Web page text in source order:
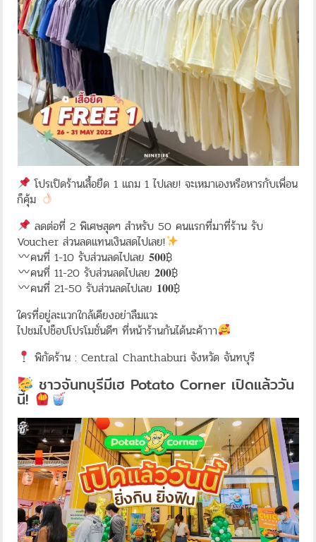
โปรเปิดร้านเสื้อยืด 1 แถม 1 ไปเลย! จะเหมาเองหรือหารกับเพื่อน
ก็คุ้ม
ลดต่อที่ 2 พิเศษสุดๆ สำหรับ 50 คนแรกที่มาที่ร้าน รับ
Voucher ส่วนลดแทนเงินสดไปเลย!
คนที่ 1-10 รับส่วนลดไปเลย 𝟓𝟎𝟎฿
คนที่ 11-20 รับส่วนลดไปเลย 𝟐𝟎𝟎฿
คนที่ 21-50 รับส่วนลดไปเลย 𝟏𝟎𝟎฿
ใครที่อยู่ละแวกใกล้เคียงอย่าลืมแวะ
ไปชมไปช็อปโปรโมชั่นดีๆ ที่หน้าร้านกันได้นะค้าาา
พิกัดร้าน : Central Chanthaburi จังหวัด จันทบุรี
ชาวจันทบุรีมีเฮ Potato Corner เปิดแล้ววัน
นี้!